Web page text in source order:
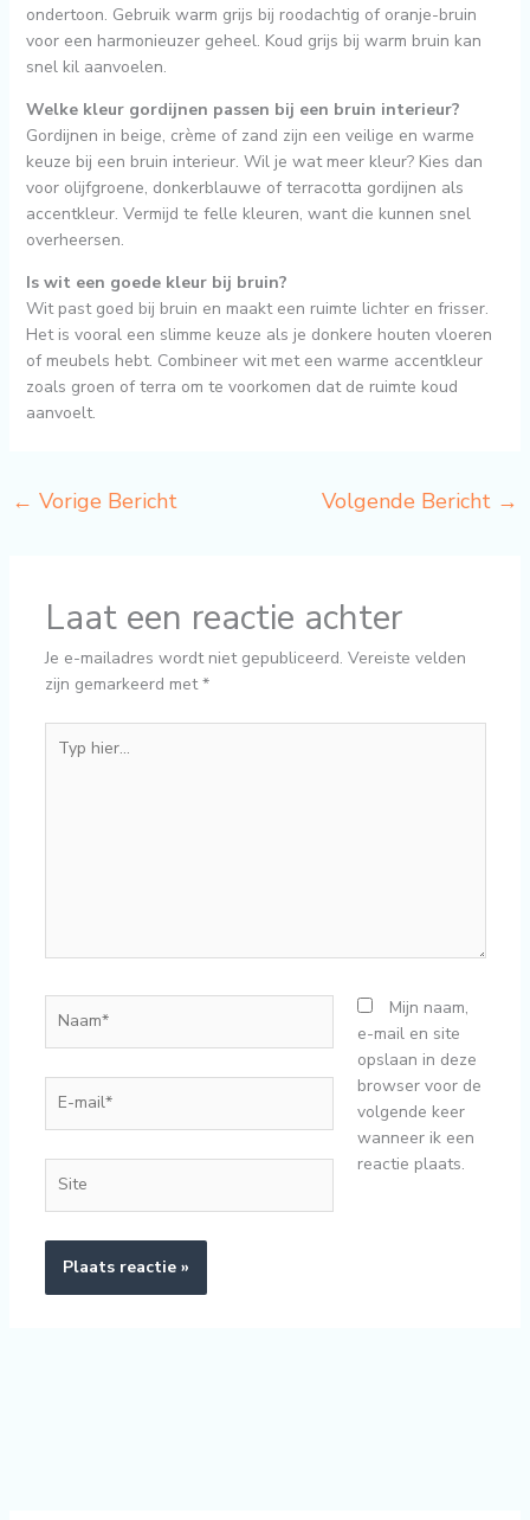
ondertoon. Gebruik warm grijs bij roodachtig of oranje-bruin
voor een harmonieuzer geheel. Koud grijs bij warm bruin kan
snel kil aanvoelen.
Welke kleur gordijnen passen bij een bruin interieur?
Gordijnen in beige, crème of zand zijn een veilige en warme
keuze bij een bruin interieur. Wil je wat meer kleur? Kies dan
voor olijfgroene, donkerblauwe of terracotta gordijnen als
accentkleur. Vermijd te felle kleuren, want die kunnen snel
overheersen.
Is wit een goede kleur bij bruin?
Wit past goed bij bruin en maakt een ruimte lichter en frisser.
Het is vooral een slimme keuze als je donkere houten vloeren
of meubels hebt. Combineer wit met een warme accentkleur
zoals groen of terra om te voorkomen dat de ruimte koud
aanvoelt.
← Vorige Bericht Volgende Bericht →
Laat een reactie achter
Je e-mailadres wordt niet gepubliceerd. Vereiste velden
zijn gemarkeerd met*
hier...
mail*
Mijn naam,
e-mail en site
opslaan in deze
browser voor de
volgende keer
wanneer ik een
reactie plaats.